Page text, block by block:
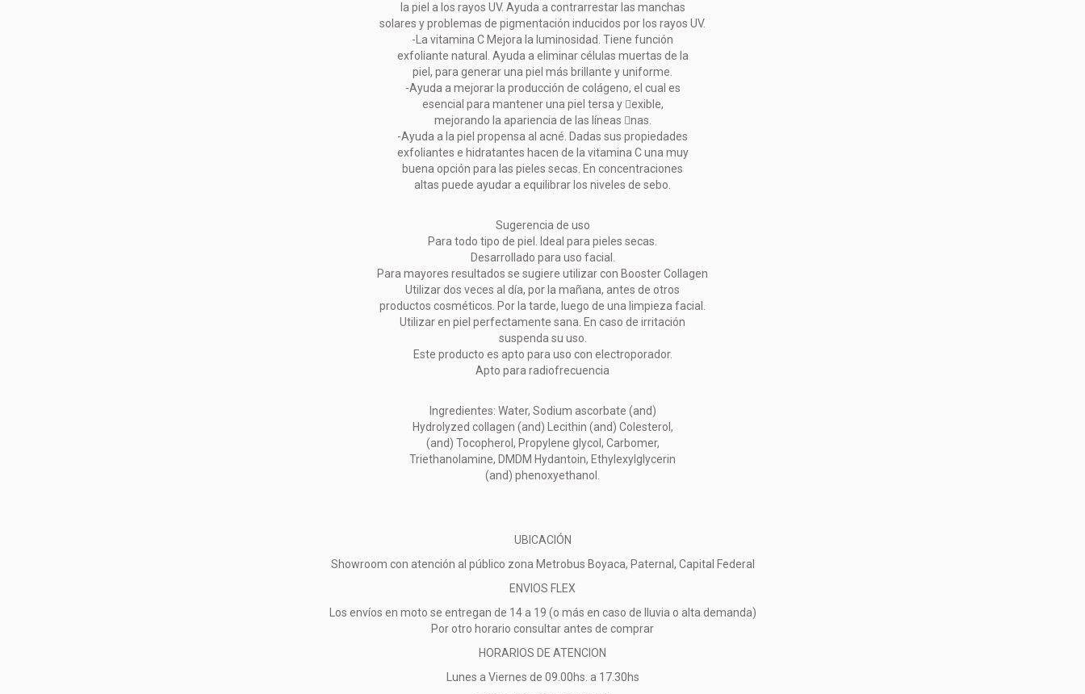
la piel a los rayos UV. Ayuda a contrarrestar las manchas
solares y problemas de pigmentación inducidos por los rayos UV.
-La vitamina C Mejora la luminosidad. Tiene función
exfoliante natural. Ayuda a eliminar células muertas de la
piel, para generar una piel más brillante y uniforme.
-Ayuda a mejorar la producción de colágeno, el cual es
esencial para mantener una piel tersa y exible,
mejorando la apariencia de las líneas nas.
-Ayuda a la piel propensa al acné. Dadas sus propiedades
exfoliantes e hidratantes hacen de la vitamina C una muy
buena opción para las pieles secas. En concentraciones
altas puede ayudar a equilibrar los niveles de sebo.
Sugerencia de uso
Para todo tipo de piel. Ideal para pieles secas.
Desarrollado para uso facial.
Para mayores resultados se sugiere utilizar con Booster Collagen
Utilizar dos veces al día, por la mañana, antes de otros
productos cosméticos. Por la tarde, luego de una limpieza facial.
Utilizar en piel perfectamente sana. En caso de irritación
suspenda su uso.
Este producto es apto para uso con electroporador.
Apto para radiofrecuencia
Ingredientes: Water, Sodium ascorbate (and)
Hydrolyzed collagen (and) Lecithin (and) Colesterol,
(and) Tocopherol, Propylene glycol, Carbomer,
Triethanolamine, DMDM Hydantoin, Ethylexylglycerin
(and) phenoxyethanol.
UBICACIÓN
Showroom con atención al público zona Metrobus Boyaca, Paternal, Capital Federal
ENVIOS FLEX
Los envíos en moto se entregan de 14 a 19 (o más en caso de lluvia o alta demanda)
Por otro horario consultar antes de comprar
HORARIOS DE ATENCION
Lunes a Viernes de 09.00hs. a 17.30hs